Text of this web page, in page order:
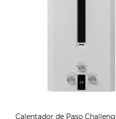
Calentador de Paso